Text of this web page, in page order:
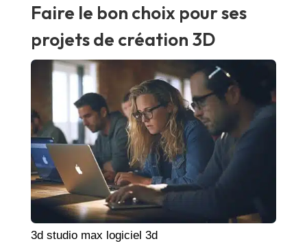
Faire le bon choix pour ses
projets de création 3D
3d studio max logiciel 3d